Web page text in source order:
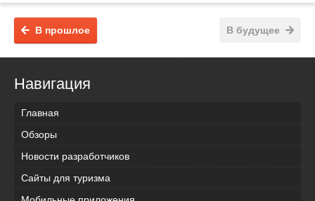
В будущее
В прошлое
Навигация
Главная
Обзоры
Новости разработчиков
Сайты для туризма